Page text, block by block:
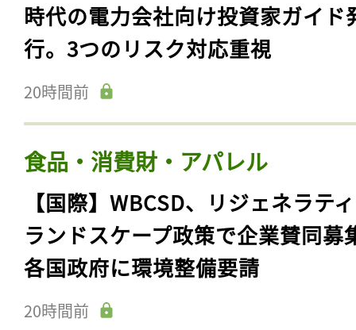
時代の電力会社向け投資家ガイド
行。3つのリスク対応重視
20時間前
食品・消費財・アパレル
【国際】WBCSD、リジェネラテ
ランドスケープ政策で企業賛同募
各国政府に環境整備要請
20時間前